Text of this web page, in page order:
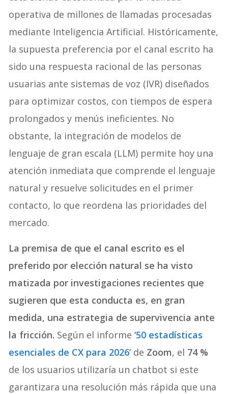
operativa de millones de llamadas procesadas
mediante Inteligencia Artificial. Históricamente,
la supuesta preferencia por el canal escrito ha
sido una respuesta racional de las personas
usuarias ante sistemas de voz (IVR) diseñados
para optimizar costos, con tiempos de espera
prolongados y menús ineficientes. No
obstante, la integración de modelos de
lenguaje de gran escala (LLM) permite hoy una
atención inmediata que comprende el lenguaje
natural y resuelve solicitudes en el primer
contacto, lo que reordena las prioridades del
mercado.
La premisa de que el canal escrito es el
preferido por elección natural se ha visto
matizada por investigaciones recientes que
sugieren que esta conducta es, en gran
medida, una estrategia de supervivencia ante
la fricción. Según el informe‘50 estadísticas
esenciales de CX para 2026‘ de Zoom, el 74 %
de los usuarios utilizaría un chatbot si este
garantizara una resolución más rápida que una